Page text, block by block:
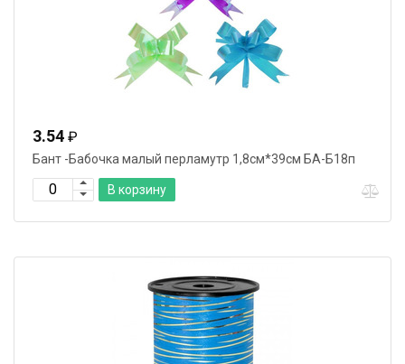
3.54 ₽
Бант -Бабочка малый перламутр 1,8см*39см БА-Б18п
В корзину